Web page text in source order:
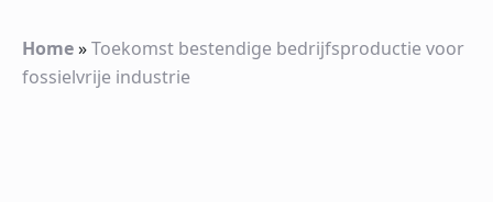
Home»Toekomst bestendige bedrijfsproductie voor
fossielvrije industrie